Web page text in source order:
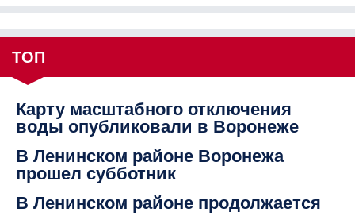
ТОП
Карту масштабного отключения
воды опубликовали в Воронеже
В Ленинском районе Воронежа
прошел субботник
В Ленинском районе продолжается